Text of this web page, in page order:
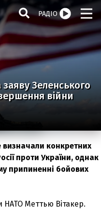
РАДІО
Зеленського
війни
конкретних
проти України, однак
припиненні бойових
Меттью Вітакер.